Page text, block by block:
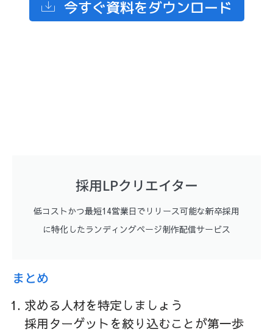
今すぐ資料をダウンロード
採用LPクリエイター
低コストかつ最短14営業日でリリース可能な新卒採用
に特化したランディングページ制作配信サービス
まとめ
求める人材を特定しましょう
採用ターゲットを絞り込むことが第一歩